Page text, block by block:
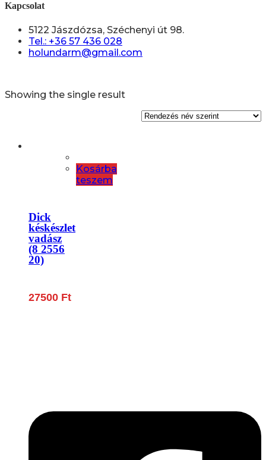
Kapcsolat
5122 Jászdózsa, Széchenyi út 98.
Tel.: +36 57 436 028
holundarm@gmail.com
Showing the single result
Kosárba
teszem
Dick
késkészlet
vadász
(8 2556
20)
27500 Ft